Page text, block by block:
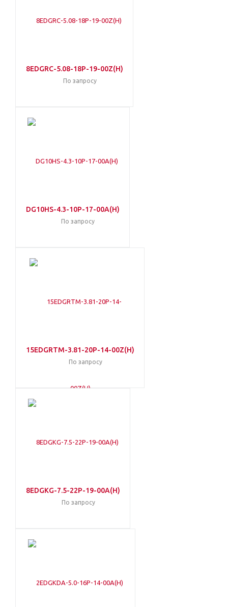
8EDGRC-5.08-18P-19-00Z(H)
По запросу
DG10HS-4.3-10P-17-00A(H)
По запросу
15EDGRTM-3.81-20P-14-00Z(H)
По запросу
8EDGKG-7.5-22P-19-00A(H)
По запросу